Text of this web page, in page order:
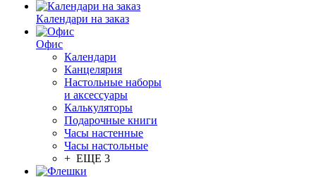
Календари на заказ
Офис
Календари
Канцелярия
Настольные наборы
и аксессуары
Калькуляторы
Подарочные книги
Часы настенные
Часы настольные
+ ЕЩЕ 3